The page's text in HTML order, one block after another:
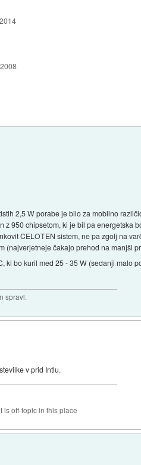
2,5 W porabe je bilo za mobilno
z 950 chipsetom, ki je bil pa
CELOTEN sistem, ne pa zgolj na
(najverjetneje čakajo prehod na manjši
ki bo kuril med 25 - 35 W (sedanji malo
spravi.
v prid Intlu.
is off-topic in this place